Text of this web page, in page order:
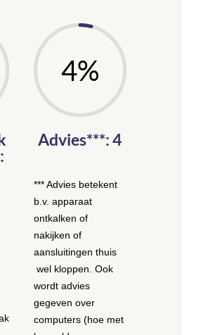
4%
Advies***: 4
*** Advies betekent
b.v. apparaat
ontkalken of
nakijken of
aansluitingen thuis
wel kloppen. Ook
wordt advies
gegeven over
computers (hoe met